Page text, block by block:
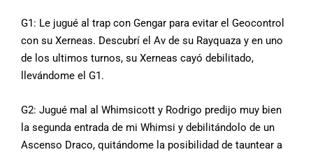
G1: Le jugué al trap con Gengar para evitar el Geocontrol
con su Xerneas. Descubrí el Av de su Rayquaza y en uno
de los ultimos turnos, su Xerneas cayó debilitado,
llevándome el G1.
G2: Jugué mal al Whimsicott y Rodrigo predijo muy bien
la segunda entrada de mi Whimsi y debilitándolo de un
Ascenso Draco, quitándome la posibilidad de tauntear a